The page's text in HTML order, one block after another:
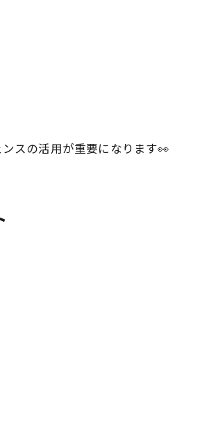
スの活用が重要になります👀